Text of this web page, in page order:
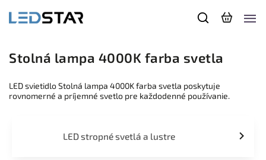
Stolná lampa 4000K farba svetla
LED svietidlo Stolná lampa 4000K farba svetla poskytuje
rovnomerné a príjemné svetlo pre každodenné používanie.
LED stropné svetlá a lustre